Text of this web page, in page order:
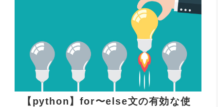
【python】for〜else文の有効な使